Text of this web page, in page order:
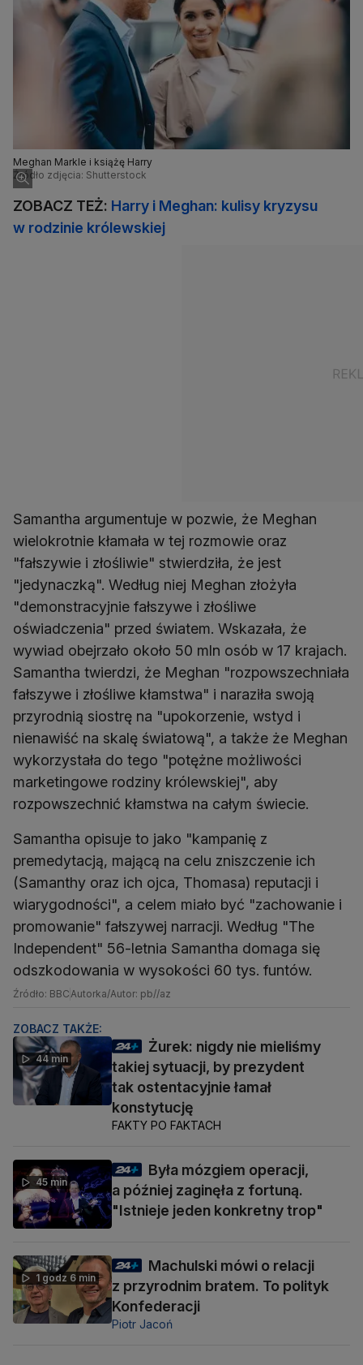
Meghan Markle i książę Harry
Źródło zdjęcia: Shutterstock
ZOBACZ TEŻ: Harry i Meghan: kulisy kryzysu
w rodzinie królewskiej
Samantha argumentuje w pozwie, że Meghan
wielokrotnie kłamała w tej rozmowie oraz
"fałszywie i złośliwie" stwierdziła, że jest
"jedynaczką". Według niej Meghan złożyła
"demonstracyjnie fałszywe i złośliwe
oświadczenia" przed światem. Wskazała, że
wywiad obejrzało około 50 mln osób w 17 krajach.
Samantha twierdzi, że Meghan "rozpowszechniała
fałszywe i złośliwe kłamstwa" i naraziła swoją
przyrodnią siostrę na "upokorzenie, wstyd i
nienawiść na skalę światową", a także że Meghan
wykorzystała do tego "potężne możliwości
marketingowe rodziny królewskiej", aby
rozpowszechnić kłamstwa na całym świecie.
Samantha opisuje to jako "kampanię z
premedytacją, mającą na celu zniszczenie ich
(Samanthy oraz ich ojca, Thomasa) reputacji i
wiarygodności", a celem miało być "zachowanie i
promowanie" fałszywej narracji. Według "The
Independent" 56-letnia Samantha domaga się
odszkodowania w wysokości 60 tys. funtów.
Źródło: BBCAutorka/Autor: pb//az
ZOBACZ TAKŻE:
44 min
Żurek: nigdy nie mieliśmy
takiej sytuacji, by prezydent
tak ostentacyjnie łamał
konstytucję
FAKTY PO FAKTACH
45 min
Była mózgiem operacji,
a później zaginęła z fortuną.
"Istnieje jeden konkretny trop"
1 godz 6 min
Machulski mówi o relacji
z przyrodnim bratem. To polityk
Konfederacji
Piotr Jacoń